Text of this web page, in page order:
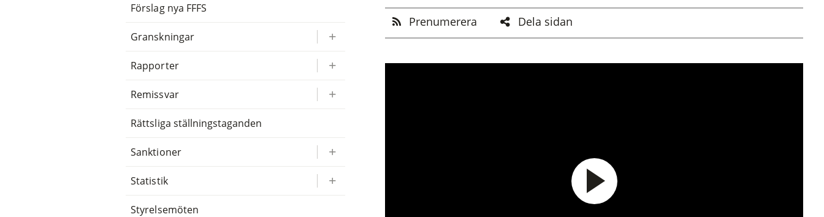
Prenumerera Dela sidan
Förslag nya FFFS
Granskningar
Rapporter
Remissvar
Rättsliga ställningstaganden
Sanktioner
Statistik
Styrelsemöten